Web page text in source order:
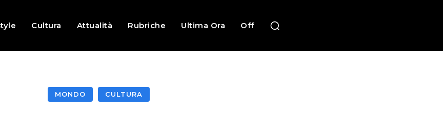
Cultura Attualità Rubriche Ultima Ora Off
MONDO CULTURA